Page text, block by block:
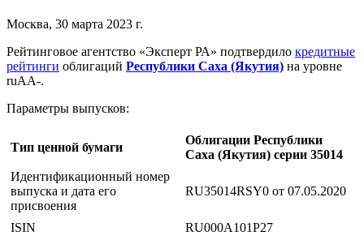
Москва, 30 марта 2023 г.
Рейтинговое агентство «Эксперт РА» подтвердило кредитные
рейтинги облигаций Республики Саха (Якутия) на уровне
ruAA-.
Параметры выпусков:
Тип ценной бумаги
Облигации Республики
Саха (Якутия) серии 35014
Идентификационный номер
выпуска и дата его
присвоения
RU35014RSY0 от 07.05.2020
ISIN RU000A101P27